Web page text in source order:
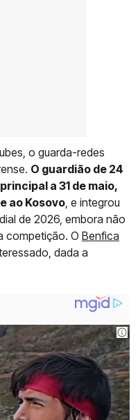
o guarda-redes
O guardião de 24
a 31 de maio,
ao Kosovo , e integrou
de 2026, embora não
competição. O Benfica
dada a